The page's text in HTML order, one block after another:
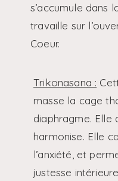
s’accumule dans
travaille sur
Coeur.
Trikonasana :
masse la cage
diaphragme. Elle
harmonise. Elle
l’anxiété, et
justesse